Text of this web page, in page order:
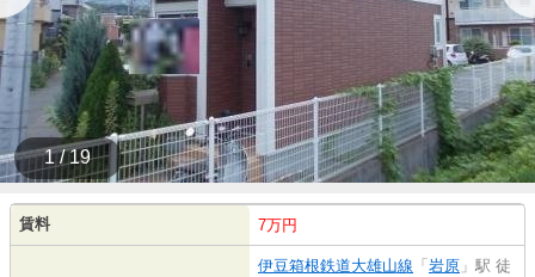
1 / 19
賃料 7万円
伊豆箱根鉄道大雄山線 「 岩原 」駅 徒